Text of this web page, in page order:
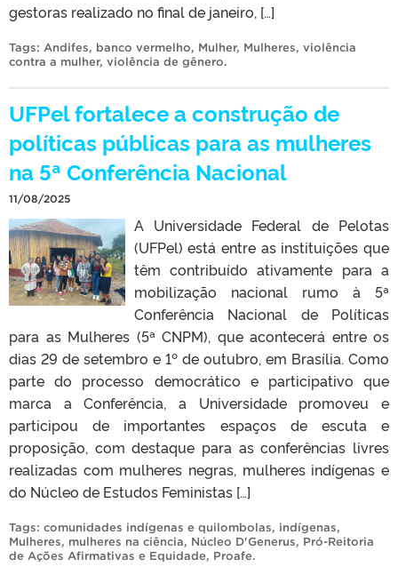
gestoras realizado no final de janeiro, […]
Tags: Andifes, banco vermelho, Mulher, Mulheres, violência
contra a mulher, violência de gênero.
UFPel fortalece a construção de
políticas públicas para as mulheres
na 5ª Conferência Nacional
11/08/2025
A Universidade Federal de Pelotas
(UFPel) está entre as instituições que
têm contribuído ativamente para a
mobilização nacional rumo à 5ª
Conferência Nacional de Políticas
para as Mulheres (5ª CNPM), que acontecerá entre os
dias 29 de setembro e 1º de outubro, em Brasília. Como
parte do processo democrático e participativo que
marca a Conferência, a Universidade promoveu e
participou de importantes espaços de escuta e
proposição, com destaque para as conferências livres
realizadas com mulheres negras, mulheres indígenas e
do Núcleo de Estudos Feministas […]
Tags: comunidades indígenas e quilombolas, indígenas,
Mulheres, mulheres na ciência, Núcleo D'Generus, Pró-Reitoria
de Ações Afirmativas e Equidade, Proafe.